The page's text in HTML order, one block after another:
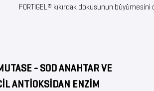
- SOD ANAHTAR VE
ANTİOKSİDAN ENZİM
FORTIGEL® kıkırdak dokusunun büyümesini